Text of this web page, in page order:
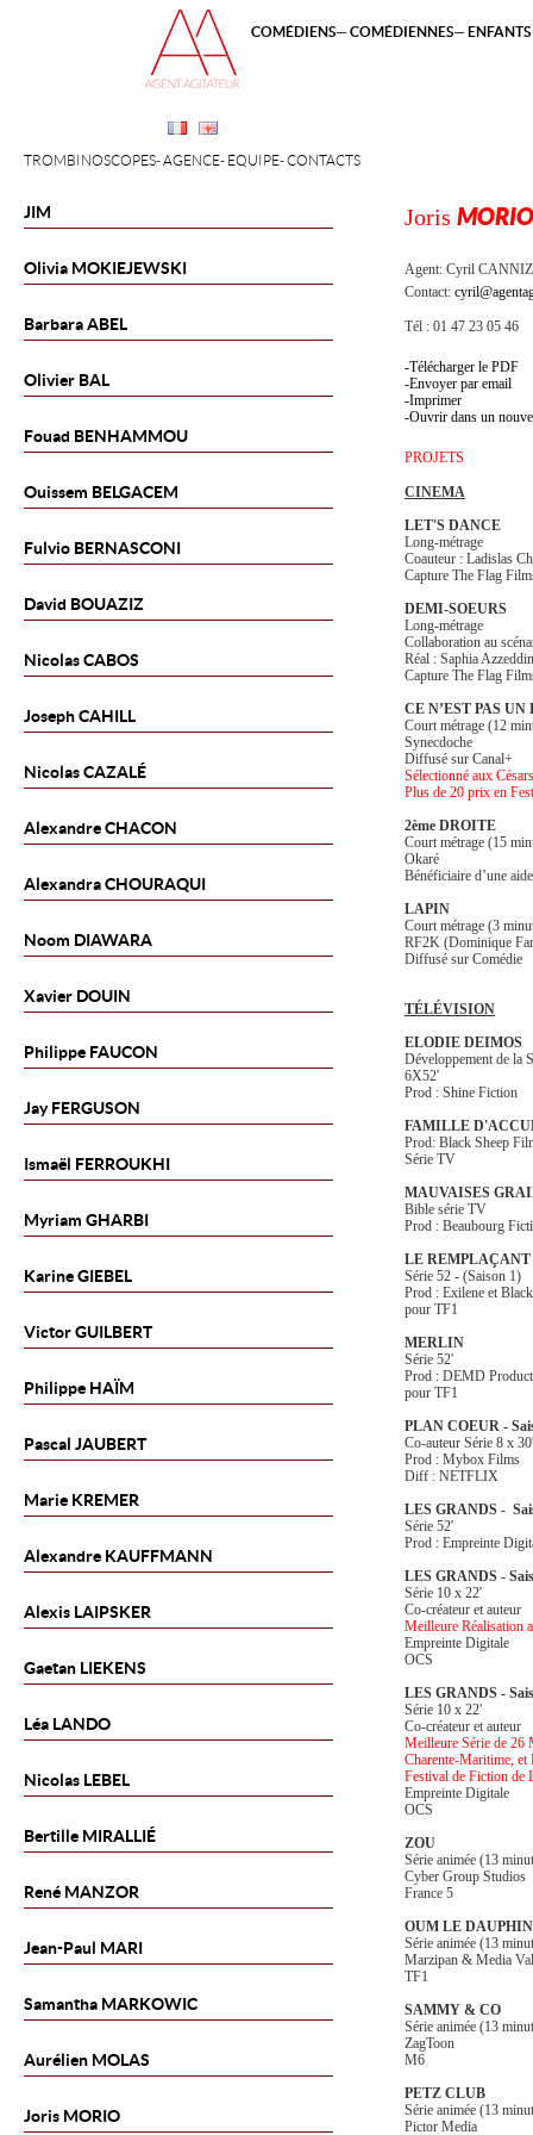
JIM
Olivia MOKIEJEWSKI
BarbaraABEL
Olivier BAL
Fouad BENHAMMOU
Ouissem BELGACEM
Fulvio BERNASCONI
David BOUAZIZ
NicolasCABOS
JosephCAHILL
NicolasCAZALÉ
AlexandreCHACON
AlexandraCHOURAQUI
Noom DIAWARA
Xavier DOUIN
Philippe FAUCON
JayFERGUSON
Ismaël FERROUKHI
Myriam GHARBI
KarineGIEBEL
VictorGUILBERT
Philippe HAÏM
Pascal JAUBERT
Marie KREMER
Alexandre KAUFFMANN
Alexis LAIPSKER
Gaetan LIEKENS
Léa LANDO
Nicolas LEBEL
Bertille MIRALLIÉ
René MANZOR
Jean-Paul MARI
Samantha MARKOWIC
Aurélien MOLAS
Joris MORIO
TROMBINOSCOPES AGENCE ÉQUIPE CONTACTS
COMÉDIENS COMÉDIENNES
Joris MORIO
Agent: Cyril
Contact:
Tél : 01 47 23 05 46
Télécharger le PDF
Envoyer par email
Imprimer
Ouvrir dans un
PROJETS
CINEMA
LET'S DANCE
Long-métrage
Coauteur : Ladislas
Capture The Flag
DEMI-SOEURS
Long-métrage
Collaboration au
Réal : Saphia
Capture The Flag
CE N’EST PAS
Court métrage (12
Synecdoche
Diffusé sur Canal+
Sélectionné aux
Plus de 20 prix en
2ème DROITE
Court métrage (15
Okaré
Bénéficiaire d’une
LAPIN
Court métrage (3
RF2K (Dominique
Diffusé sur Comédie
TÉLÉVISION
ELODIE DEIMOS
Développement de la
6X52'
Prod : Shine Fiction
FAMILLE
Prod: Black Sheep
Série TV
MAUVAISES
Bible série TV
Prod : Beaubourg
LE REMPLAÇANT
Série 52 - (Saison 1)
Prod : Exilene et
pour TF1
MERLIN
Série 52'
Prod : DEMD
pour TF1
PLAN COEUR -
Co-auteur Série 8 x 30'
Prod : Mybox Films
Diff : NETFLIX
LES GRANDS -
Série 52'
Prod : Empreinte
LES GRANDS -
Série 10 x 22'
Co-créateur et auteur
Meilleure Réalisation
Empreinte Digitale
OCS
LES GRANDS -
Série 10 x 22'
Co-créateur et auteur
Meilleure Série de 26
Charente-Maritime, et
Festival de Fiction de
Empreinte Digitale
OCS
ZOU
Série animée (13
Cyber Group Studios
France 5
OUM LE
Série animée (13
Marzipan & Media
TF1
SAMMY & CO
Série animée (13
ZagToon
M6
PETZ CLUB
Série animée (13
Pictor Media